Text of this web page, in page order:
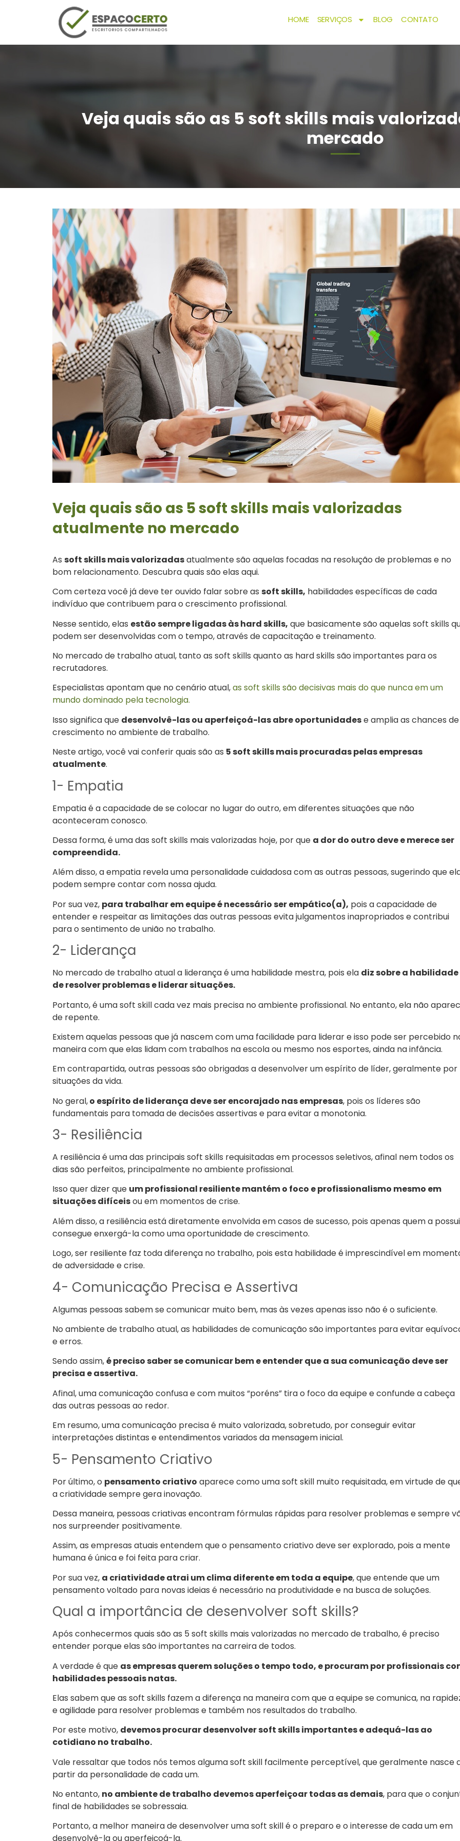
HOME SERVIÇOS BLOG CONTATO
Veja quais são as 5 soft skills mais
mercado
Veja quais são as 5 soft skills mais valorizadas
atualmente no mercado
As soft skills mais valorizadasatualmente são aquelas focadas na resolução de problemas e no
bom relacionamento. Descubra quais são elas aqui.
Com certeza você já deve ter ouvido falar sobre as soft skills, habilidades específicas de cada
indivíduo que contribuem para o crescimento profissional.
Nesse sentido, elas estão sempre ligadas às hard skills, que basicamente são aquelas soft skills
podem ser desenvolvidas com o tempo, através de capacitação e treinamento.
No mercado de trabalho atual, tanto as soft skills quanto as hard skills são importantes para os
recrutadores.
Especialistas apontam que no cenário atual,as soft skills são decisivas mais do que nunca em um
mundo dominado pela tecnologia.
Isso significa que desenvolvê-las ou aperfeiçoá-las abre oportunidadese amplia as chances de
crescimento no ambiente de trabalho.
Neste artigo, você vai conferir quais são as 5 soft skills mais procuradas pelas empresas
atualmente.
1- Empatia
Empatia é a capacidade de se colocar no lugar do outro, em diferentes situações que não
aconteceram conosco.
Dessa forma, é uma das soft skills mais valorizadas hoje, por que a dor do outro deve e merece ser
compreendida.
Além disso, a empatia revela uma personalidade cuidadosa com as outras pessoas, sugerindo que
podem sempre contar com nossa ajuda.
Por sua vez, para trabalhar em equipe é necessário ser empático(a), pois a capacidade de
entender e respeitar as limitações das outras pessoas evita julgamentos inapropriados e contribui
para o sentimento de união no trabalho.
2- Liderança
No mercado de trabalho atual a liderança é uma habilidade mestra, pois ela diz sobre a habilidade
de resolver problemas e liderar situações.
Portanto, é uma soft skill cada vez mais precisa no ambiente profissional. No entanto, ela não
de repente.
Existem aquelas pessoas que já nascem com uma facilidade para liderar e isso pode ser percebido
maneira com que elas lidam com trabalhos na escola ou mesmo nos esportes, ainda na infância.
Em contrapartida, outras pessoas são obrigadas a desenvolver um espírito de líder, geralmente por
situações da vida.
No geral,o espírito de liderança deve ser encorajado nas empresas, pois os líderes são
fundamentais para tomada de decisões assertivas e para evitar a monotonia.
3- Resiliência
A resiliência é uma das principais soft skills requisitadas em processos seletivos, afinal nem todos os
dias são perfeitos, principalmente no ambiente profissional.
Isso quer dizer que um profissional resiliente mantém o foco e profissionalismo mesmo em
situações difíceisou em momentos de crise.
Além disso, a resiliência está diretamente envolvida em casos de sucesso, pois apenas quem a possui
consegue enxergá-la como uma oportunidade de crescimento.
Logo, ser resiliente faz toda diferença no trabalho, pois esta habilidade é imprescindível em
de adversidade e crise.
4- Comunicação Precisa e Assertiva
Algumas pessoas sabem se comunicar muito bem, mas às vezes apenas isso não é o suficiente.
No ambiente de trabalho atual, as habilidades de comunicação são importantes para evitar
e erros.
Sendo assim,é preciso saber se comunicar bem e entender que a sua comunicação deve ser
precisa e assertiva.
Afinal, uma comunicação confusa e com muitos “poréns” tira o foco da equipe e confunde a cabeça
das outras pessoas ao redor.
Em resumo, uma comunicação precisa é muito valorizada, sobretudo, por conseguir evitar
interpretações distintas e entendimentos variados da mensagem inicial.
5- Pensamento Criativo
Por último, o pensamento criativo aparece como uma soft skill muito requisitada, em virtude de
a criatividade sempre gera inovação.
Dessa maneira, pessoas criativas encontram fórmulas rápidas para resolver problemas e sempre
nos surpreender positivamente.
Assim, as empresas atuais entendem que o pensamento criativo deve ser explorado, pois a mente
humana é única e foi feita para criar.
Por sua vez, a criatividade atrai um clima diferente em toda a equipe, que entende que um
pensamento voltado para novas ideias é necessário na produtividade e na busca de soluções.
Qual a importância de desenvolver soft skills?
Após conhecermos quais são as 5 soft skills mais valorizadas no mercado de trabalho, é preciso
entender porque elas são importantes na carreira de todos.
A verdade é que as empresas querem soluções o tempo todo, e procuram por profissionais
habilidades pessoais natas.
Elas sabem que as soft skills fazem a diferença na maneira com que a equipe se comunica, na
e agilidade para resolver problemas e também nos resultados do trabalho.
Por este motivo, devemos procurar desenvolver soft skills importantes e adequá-las ao
cotidiano no trabalho.
Vale ressaltar que todos nós temos alguma soft skill facilmente perceptível, que geralmente nasce
partir da personalidade de cada um.
No entanto, no ambiente de trabalho devemos aperfeiçoar todas as demais, para que o
final de habilidades se sobressaia.
Portanto, a melhor maneira de desenvolver uma soft skill é o preparo e o interesse de cada um em
desenvolvê-la ou aperfeiçoá-la.